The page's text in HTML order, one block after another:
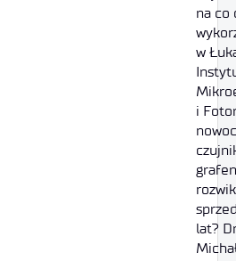
na co
w
i
lat?